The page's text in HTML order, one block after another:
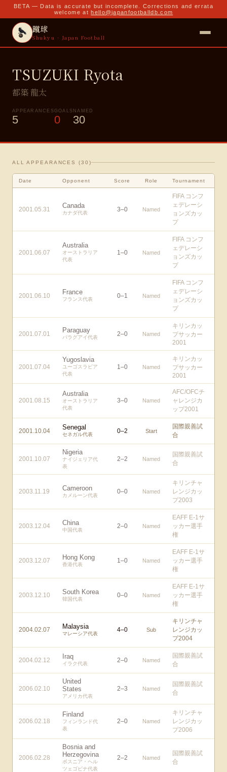
BETA — Data is accurate but incomplete. Corrections and errata
welcome at hello@japanfootballdb.com
蹴球
Shukyu · Japan Football
TSUZUKI Ryota
都築 龍太
APPEARANCES
5
GOALS
0
NAMED
30
ALL APPEARANCES (30 )
Date Opponent Score Role Tournament
2001.05.31 Canada
カナダ代表 3–0 Named
FIFA コンフ
ェデレーシ
ョンズカッ
プ
2001.06.07
Australia
オーストラリア
代表
1–0 Named
FIFA コンフ
ェデレーシ
ョンズカッ
プ
2001.06.10 France
フランス代表 0–1 Named
FIFA コンフ
ェデレーシ
ョンズカッ
プ
2001.07.01 Paraguay
パラグアイ代表 2–0 Named
キリンカッ
プサッカー
2001
2001.07.04
Yugoslavia
ユーゴスラビア
代表
1–0 Named
キリンカッ
プサッカー
2001
2001.08.15
Australia
オーストラリア
代表
3–0 Named
AFC/OFCチ
ャレンジカ
ップ2001
2001.10.04 Senegal
セネガル代表 0–2 Start
国際親善試
合
2001.10.07
Nigeria
ナイジェリア代
表
2–2 Named
国際親善試
合
2003.11.19 Cameroon
カメルーン代表
0–0 Named
キリンチャ
レンジカッ
プ2003
2003.12.04 China
中国代表
2–0 Named
EAFF E-1サ
ッカー選手
権
2003.12.07 Hong Kong
香港代表
1–0 Named
EAFF E-1サ
ッカー選手
権
2003.12.10 South Korea
韓国代表
0–0 Named
EAFF E-1サ
ッカー選手
権
2004.02.07 Malaysia
マレーシア代表
4–0 Sub
キリンチャ
レンジカッ
プ2004
2004.02.12 Iraq
イラク代表 2–0 Named
国際親善試
合
2006.02.10
United
States
アメリカ代表
2–3 Named
国際親善試
合
2006.02.18
Finland
フィンランド代
表
2–0 Named
キリンチャ
レンジカッ
プ2006
2006.02.28
Bosnia and
Herzegovina
ボスニア・ヘル
ツェゴビナ代表
2–2 Named
国際親善試
合